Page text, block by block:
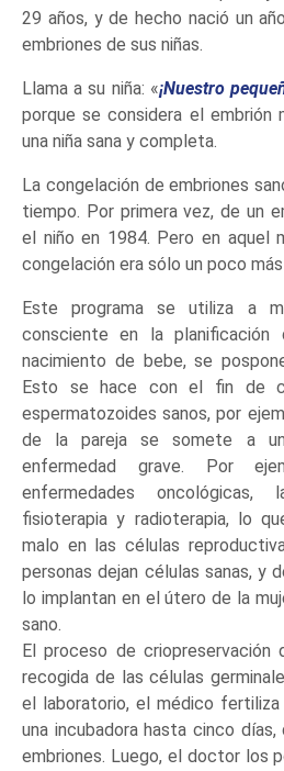
29 años, y de hecho nació un
embriones de sus niñas.
Llama a su niña: «¡Nuestro
porque se considera el embrión
una niña sana y completa.
La congelación de embriones
tiempo. Por primera vez, de un
el niño en 1984. Pero en aquel
congelación era sólo un poco
Este programa se utiliza a
consciente en la planificación
nacimiento de bebe, se
Esto se hace con el fin de
espermatozoides sanos, por
de la pareja se somete a
enfermedad grave. Por
enfermedades oncológicas,
fisioterapia y radioterapia, lo
malo en las células
personas dejan células sanas, y
lo implantan en el útero de la
sano.
El proceso de criopreservación
recogida de las células
el laboratorio, el médico
una incubadora hasta cinco
embriones. Luego, el doctor los